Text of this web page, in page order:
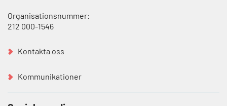
Organisationsnummer:
212 000-1546
Kontakta oss
Kommunikationer